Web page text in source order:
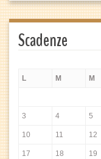
Scadenze
L
M M
3 4 5
10 11 12
17 18 19